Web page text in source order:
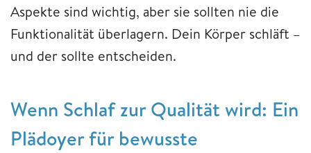
Aspekte sind wichtig, aber sie sollten nie die
Funktionalität überlagern. Dein Körper schläft –
und der sollte entscheiden.
Wenn Schlaf zur Qualität wird: Ein
Plädoyer für bewusste